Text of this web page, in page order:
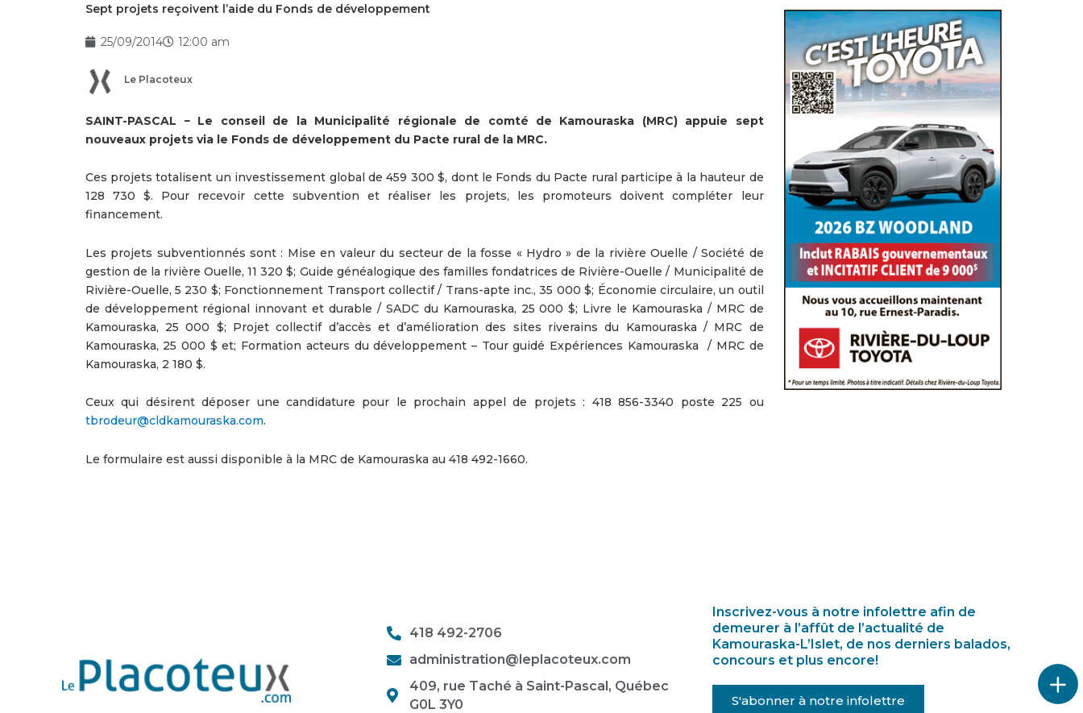
Sept projets reçoivent l’aide du Fonds de développement
25/09/2014 12:00 am
Le Placoteux
SAINT-PASCAL − Le conseil de la Municipalité régionale de comté de Kamouraska (MRC) appuie sept
nouveaux projets via le Fonds de développement du Pacte rural de la MRC.
Ces projets totalisent un investissement global de 459 300 $, dont le Fonds du Pacte rural participe à la hauteur de
128 730 $. Pour recevoir cette subvention et réaliser les projets, les promoteurs doivent compléter leur
financement.
Les projets subventionnés sont : Mise en valeur du secteur de la fosse « Hydro » de la rivière Ouelle / Société de
gestion de la rivière Ouelle, 11 320 $; Guide généalogique des familles fondatrices de Rivière-Ouelle / Municipalité de
Rivière-Ouelle, 5 230 $; Fonctionnement Transport collectif / Trans-apte inc., 35 000 $; Économie circulaire, un outil
de développement régional innovant et durable / SADC du Kamouraska, 25 000 $; Livre le Kamouraska / MRC de
Kamouraska, 25 000 $; Projet collectif d’accès et d’amélioration des sites riverains du Kamouraska / MRC de
Kamouraska, 25 000 $ et; Formation acteurs du développement – Tour guidé Expériences Kamouraska / MRC de
Kamouraska, 2 180 $.
Ceux qui désirent déposer une candidature pour le prochain appel de projets : 418 856-3340 poste 225 ou
tbrodeur@cldkamouraska.com.
Le formulaire est aussi disponible à la MRC de Kamouraska au 418 492-1660.
418 492-2706
administration@leplacoteux.com
409, rue Taché à Saint-Pascal, Québec
G0L 3Y0
Inscrivez-vous à notre infolettre afin de
demeurer à l’affût de l’actualité de
Kamouraska-L’Islet, de nos derniers balados,
concours et plus encore!
S'abonner à notre infolettre